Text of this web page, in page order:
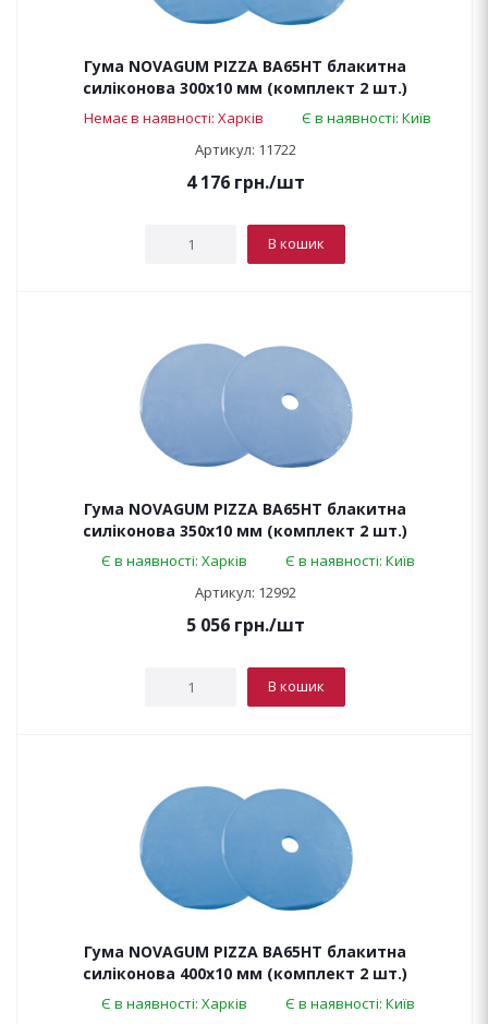
Гума NOVAGUM PIZZA BA65HT блакитна
силіконова 300x10 мм (комплект 2 шт.)
Немає в наявності: Харків
Є в наявності: Київ
Артикул: 11722
4 176грн./шт
В кошик
Гума NOVAGUM PIZZA BA65HT блакитна
силіконова 350x10 мм (комплект 2 шт.)
Є в наявності: Харків
Є в наявності: Київ
Артикул: 12992
5 056грн./шт
В кошик
Гума NOVAGUM PIZZA BA65HT блакитна
силіконова 400x10 мм (комплект 2 шт.)
Є в наявності: Харків
Є в наявності: Київ